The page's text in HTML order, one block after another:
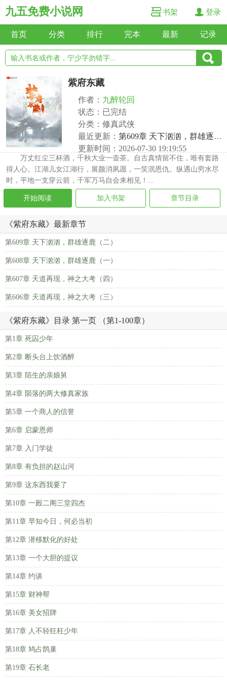
九五免费小说网 书架 登录
首页 分类 排行 完本 最新 记录
紫府东藏
作者： 九醉轮回
状态：已完结
分类：修真武侠
最近更新： 第609章 天下汹汹，群雄逐鹿（二）
更新时间：2026-07-30 19:19:55
万丈红尘三杯酒，千秋大业一壶茶。自古真情留不住，唯有套路
得人心。江湖儿女江湖行，展颜消夙愿，一笑泯恩仇。纵遇山穷水尽
时，平地一支穿云箭，千军万马自会来相见！...
开始阅读 加入书架 章节目录
《紫府东藏》最新章节
第609章 天下汹汹，群雄逐鹿（二）
第608章 天下汹汹，群雄逐鹿（一）
第607章 天道再现，神之大考（四）
第606章 天道再现，神之大考（三）
《紫府东藏》目录 第一页 （第1-100章）
第1章 死囚少年
第2章 断头台上饮酒醉
第3章 陌生的亲娘舅
第4章 陨落的两大修真家族
第5章 一个商人的信誉
第6章 启蒙恩师
第7章 入门学徒
第8章 有负担的赵山河
第9章 这东西我要了
第10章 一殿二阁三堂四杰
第11章 早知今日，何必当初
第12章 潜移默化的好处
第13章 一个大胆的提议
第14章 约谈
第15章 财神帮
第16章 美女招牌
第17章 人不轻狂枉少年
第18章 鸠占鹊巢
第19章 石长老